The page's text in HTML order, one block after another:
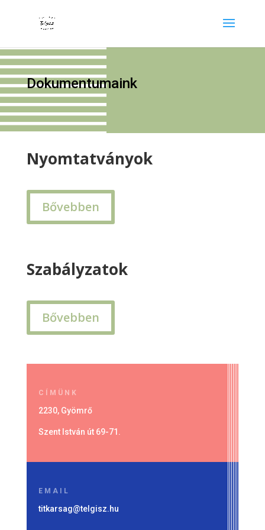
Dokumentumaink
Nyomtatványok
Bővebben
Szabályzatok
Bővebben
CÍMÜNK
2230, Gyömrő
Szent István út 69-71.
EMAIL
titkarsag@telgisz.hu